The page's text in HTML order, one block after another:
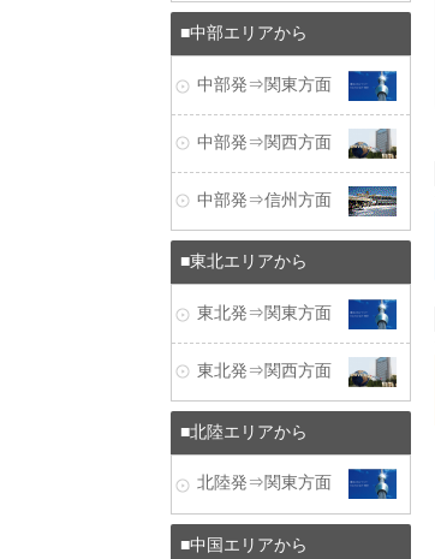
中部エリアから
中部発⇒関東方面
中部発⇒関西方面
中部発⇒信州方面
東北エリアから
東北発⇒関東方面
東北発⇒関西方面
北陸エリアから
北陸発⇒関東方面
中国エリアから